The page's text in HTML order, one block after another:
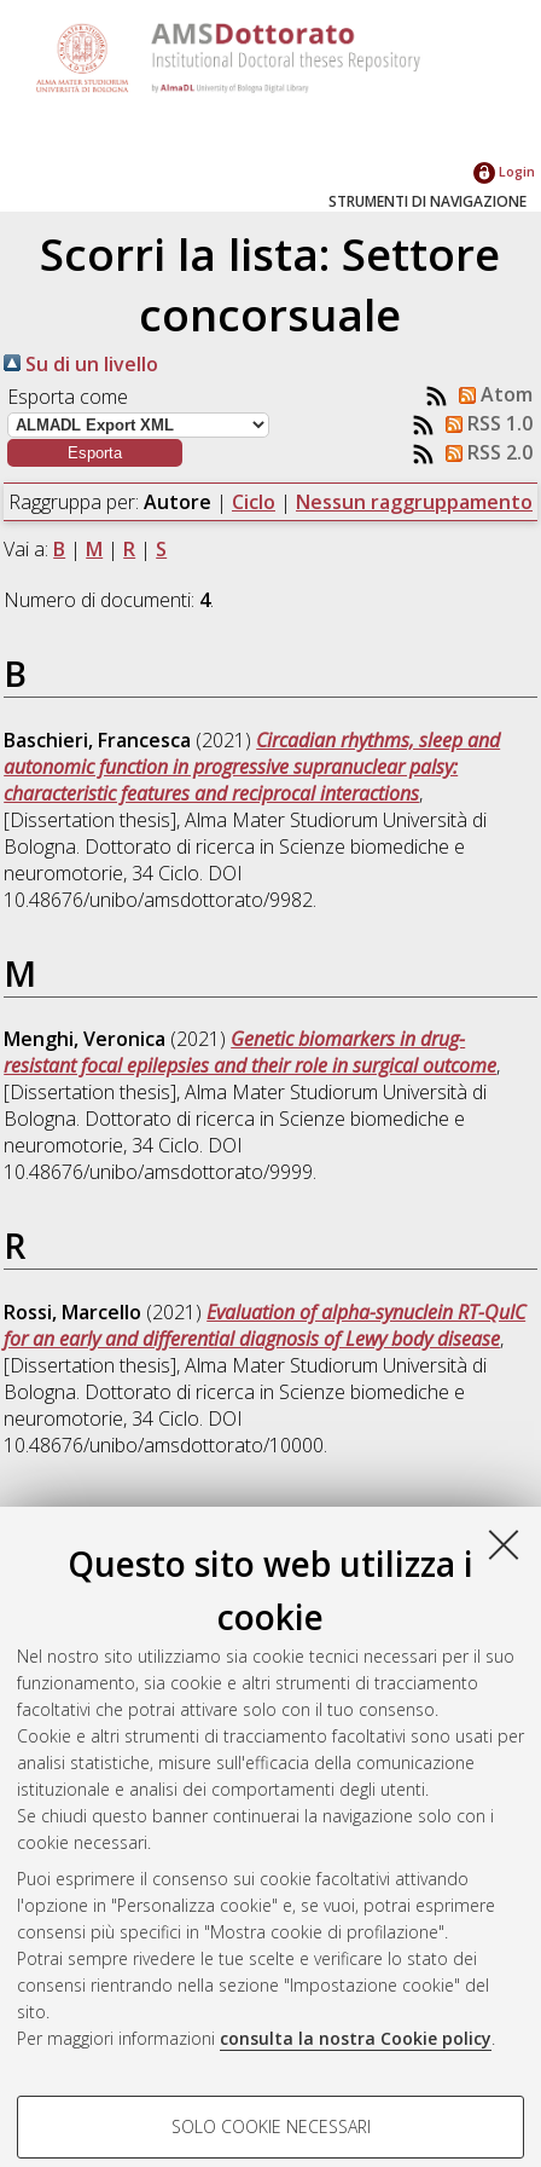
Questo sito web utilizza i
cookie
Nel nostro sito utilizziamo sia cookie tecnici necessari per il suo
funzionamento, sia cookie e altri strumenti di tracciamento
facoltativi che potrai attivare solo con il tuo consenso.
Cookie e altri strumenti di tracciamento facoltativi sono usati per
analisi statistiche, misure sull'efficacia della comunicazione
istituzionale e analisi dei comportamenti degli utenti.
Se chiudi questo banner continuerai la navigazione solo con i
cookie necessari.
Puoi esprimere il consenso sui cookie facoltativi attivando
l'opzione in "Personalizza cookie" e, se vuoi, potrai esprimere
consensi più specifici in "Mostra cookie di profilazione".
Potrai sempre rivedere le tue scelte e verificare lo stato dei
consensi rientrando nella sezione "Impostazione cookie" del
sito.
Per maggiori informazioni consulta la nostra Cookie policy.
COOKIE DI PROFILAZIONE -
SOLO COOKIE NECESSARI
Login
STRUMENTI DI NAVIGAZIONE
Scorri la lista: Settore
concorsuale
Su di un livello
Esporta come
Atom
RSS 1.0
RSS 2.0
Raggruppa per: Autore | Ciclo | Nessun raggruppamento
Vai a: B | M | R | S
Numero di documenti: 4.
B
Baschieri, Francesca (2021) Circadian rhythms, sleep and
autonomic function in progressive supranuclear palsy:
characteristic features and reciprocal interactions,
[Dissertation thesis], Alma Mater Studiorum Università di
Bologna. Dottorato di ricerca in Scienze biomediche e
neuromotorie, 34 Ciclo. DOI
10.48676/unibo/amsdottorato/9982.
M
Menghi, Veronica (2021) Genetic biomarkers in drug-
resistant focal epilepsies and their role in surgical outcome,
[Dissertation thesis], Alma Mater Studiorum Università di
Bologna. Dottorato di ricerca in Scienze biomediche e
neuromotorie, 34 Ciclo. DOI
10.48676/unibo/amsdottorato/9999.
R
Rossi, Marcello (2021)Evaluation of alpha-synuclein RT-QuIC
for an early and differential diagnosis of Lewy body disease,
[Dissertation thesis], Alma Mater Studiorum Università di
Bologna. Dottorato di ricerca in Scienze biomediche e
neuromotorie, 34 Ciclo. DOI
10.48676/unibo/amsdottorato/10000.
S
Scimonelli, Emanuela(2021)
Ruolo della proteina OPA3 nella
patogenesi di malattie neurodegenerative
thesis], Alma Mater Studiorum Università di Bologna.
Dottorato di ricerca inScienze biomediche e neuromotorie,
33 Ciclo. DOI 10.48676/unibo/amsdottorato/9905.
Questa lista e' stata generata il Thu Aug 6 20:36:59 2026
Atom
Rss 1.0
Rss 2.0
ISSN: 2038-7946
Impostazioni Cookie
Informativa sulla privacy
Condizioni d’uso del sito